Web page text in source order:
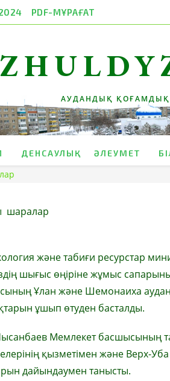
PDF-МҰРАҒАТ
АУДАНДЫҚ
ДЕНСАУЛЫҚ ӘЛЕУМЕТ
шаралар
және табиғи ресурстар
шығыс өңіріне жұмыс
Ұлан және Шемонаиха
ұшып өтуден басталды.
Мемлекет басшысының
қызметімен және Верх-
дайындаумен танысты.